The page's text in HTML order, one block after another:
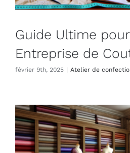
Guide Ultime
Entreprise de
février 9th, 2025 | Atelier de